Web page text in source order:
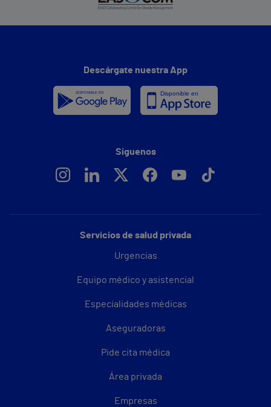
Servicios de salud privada
Urgencias
Equipo médico y asistencial
Especialidades médicas
Aseguradoras
Pide cita médica
Área privada
Empresas
Descárgate nuestra App
Síguenos